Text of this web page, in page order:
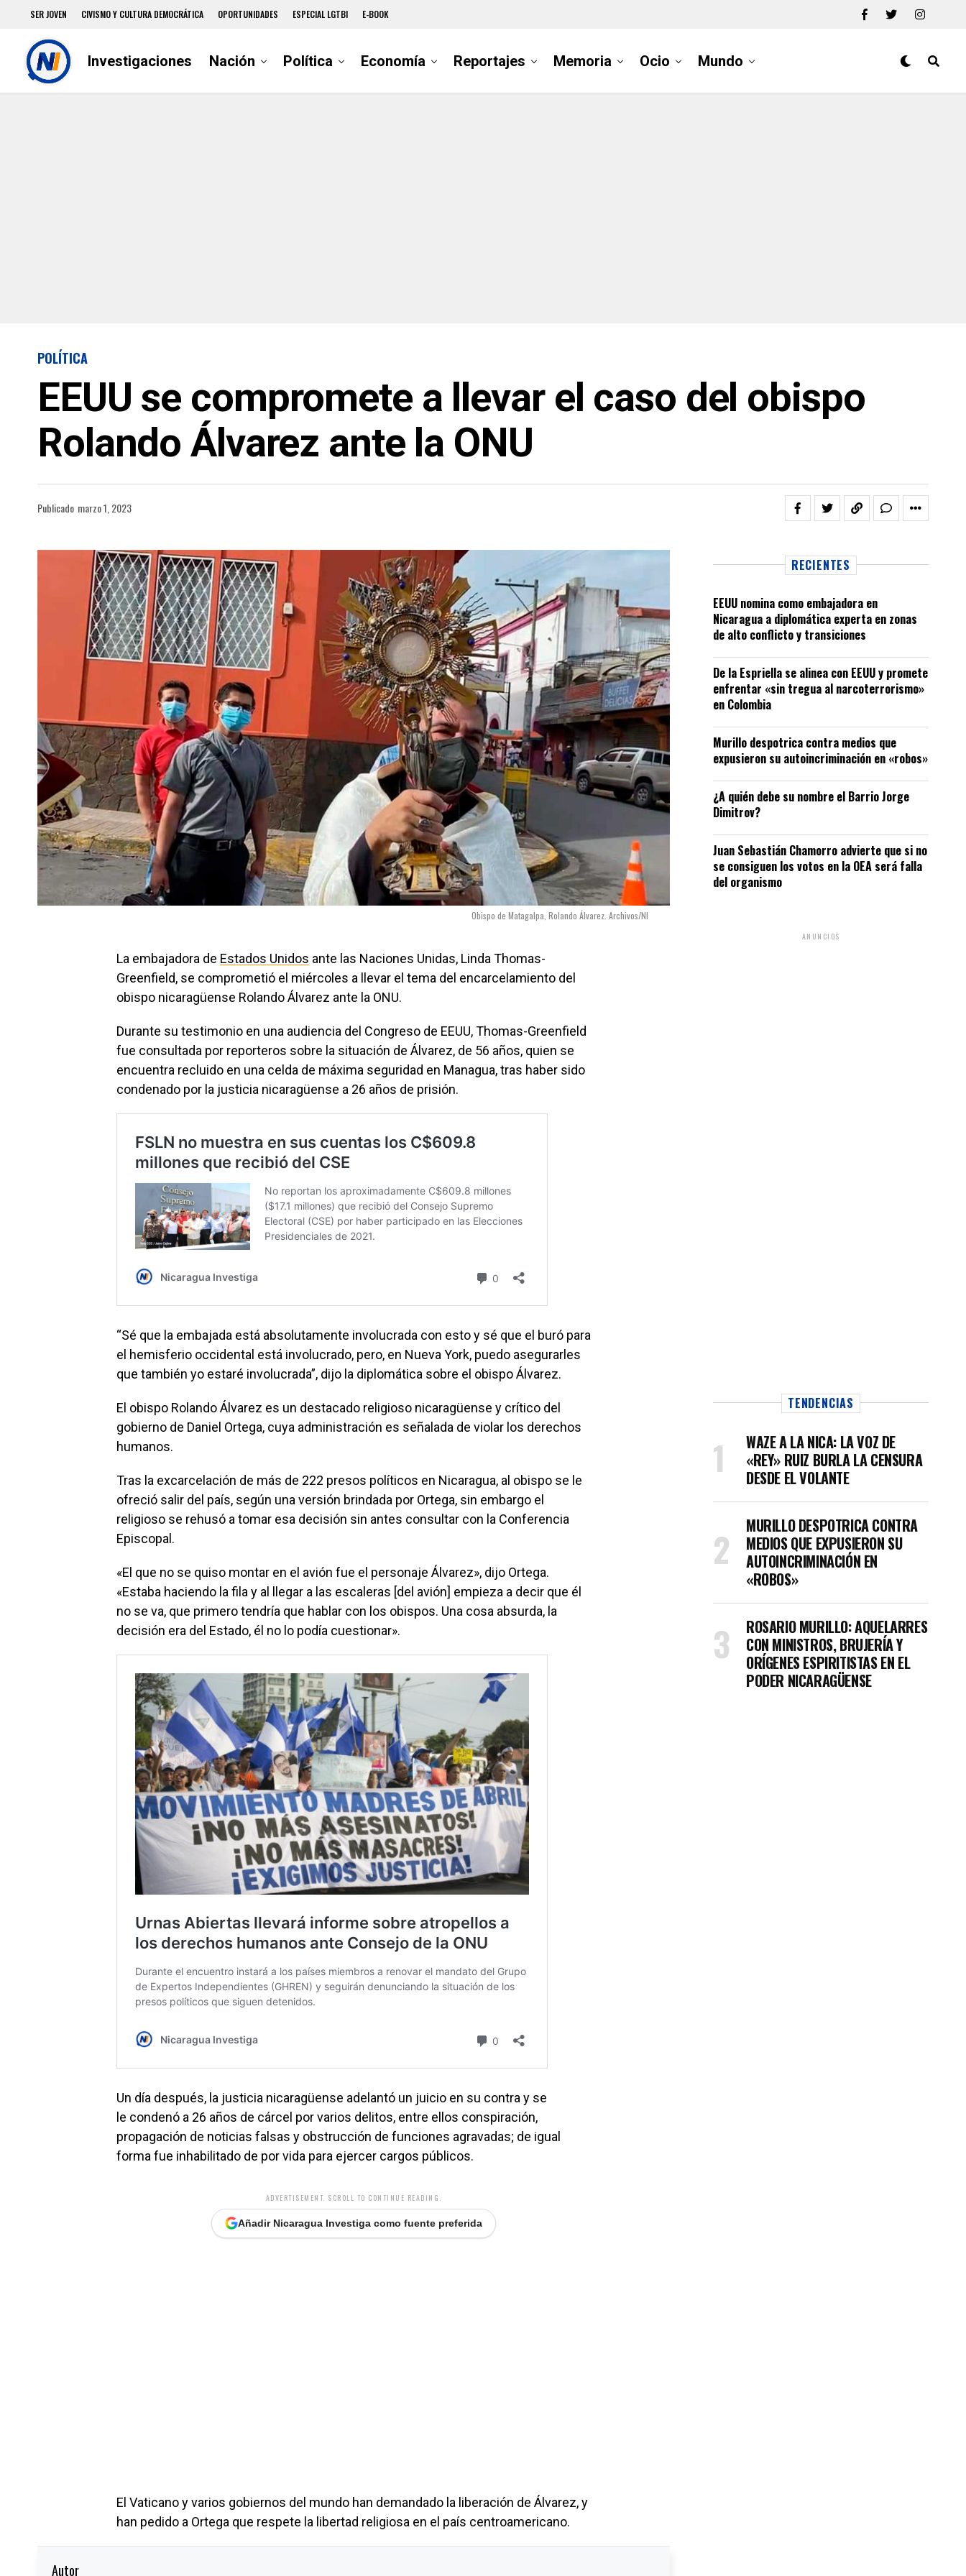
SER JOVEN CIVISMO Y CULTURA DEMOCRÁTICA OPORTUNIDADES ESPECIAL LGTBI E-BOOK
Investigaciones Nación Política Economía Reportajes Memoria Ocio Mundo
POLÍTICA
EEUU se compromete a llevar el caso del obispo
Rolando Álvarez ante la ONU
Publicado marzo 1, 2023
Obispo de Matagalpa, Rolando Álvarez. Archivos/NI
La embajadora de Estados Unidos ante las Naciones Unidas, Linda Thomas-
Greenfield, se comprometió el miércoles a llevar el tema del encarcelamiento del
obispo nicaragüense Rolando Álvarez ante la ONU.
Durante su testimonio en una audiencia del Congreso de EEUU, Thomas-Greenfield
fue consultada por reporteros sobre la situación de Álvarez, de 56 años, quien se
encuentra recluido en una celda de máxima seguridad en Managua, tras haber sido
condenado por la justicia nicaragüense a 26 años de prisión.
“Sé que la embajada está absolutamente involucrada con esto y sé que el buró para
el hemisferio occidental está involucrado, pero, en Nueva York, puedo asegurarles
que también yo estaré involucrada”, dijo la diplomática sobre el obispo Álvarez.
El obispo Rolando Álvarez es un destacado religioso nicaragüense y crítico del
gobierno de Daniel Ortega, cuya administración es señalada de violar los derechos
humanos.
Tras la excarcelación de más de 222 presos políticos en Nicaragua, al obispo se le
ofreció salir del país, según una versión brindada por Ortega, sin embargo el
religioso se rehusó a tomar esa decisión sin antes consultar con la Conferencia
Episcopal.
«El que no se quiso montar en el avión fue el personaje Álvarez», dijo Ortega.
«Estaba haciendo la fila y al llegar a las escaleras [del avión] empieza a decir que él
no se va, que primero tendría que hablar con los obispos. Una cosa absurda, la
decisión era del Estado, él no lo podía cuestionar».
Un día después, la justicia nicaragüense adelantó un juicio en su contra y se
le condenó a 26 años de cárcel por varios delitos, entre ellos conspiración,
propagación de noticias falsas y obstrucción de funciones agravadas; de igual
forma fue inhabilitado de por vida para ejercer cargos públicos.
ADVERTISEMENT. SCROLL TO CONTINUE READING.
Añadir Nicaragua Investiga como fuente preferida
El Vaticano y varios gobiernos del mundo han demandado la liberación de Álvarez, y
han pedido a Ortega que respete la libertad religiosa en el país centroamericano.
Autor
RECIENTES
EEUU nomina como embajadora en
Nicaragua a diplomática experta en zonas
de alto conflicto y transiciones
De la Espriella se alinea con EEUU y promete
enfrentar «sin tregua al narcoterrorismo»
en Colombia
Murillo despotrica contra medios que
expusieron su autoincriminación en «robos»
¿A quién debe su nombre el Barrio Jorge
Dimitrov?
Juan Sebastián Chamorro advierte que si no
se consiguen los votos en la OEA será falla
del organismo
ANUNCIOS
TENDENCIAS
WAZE A LA NICA: LA VOZ DE
«REY» RUIZ BURLA LA CENSURA
DESDE EL VOLANTE
MURILLO DESPOTRICA CONTRA
MEDIOS QUE EXPUSIERON SU
AUTOINCRIMINACIÓN EN
«ROBOS»
ROSARIO MURILLO: AQUELARRES
CON MINISTROS, BRUJERÍA Y
ORÍGENES ESPIRITISTAS EN EL
PODER NICARAGÜENSE